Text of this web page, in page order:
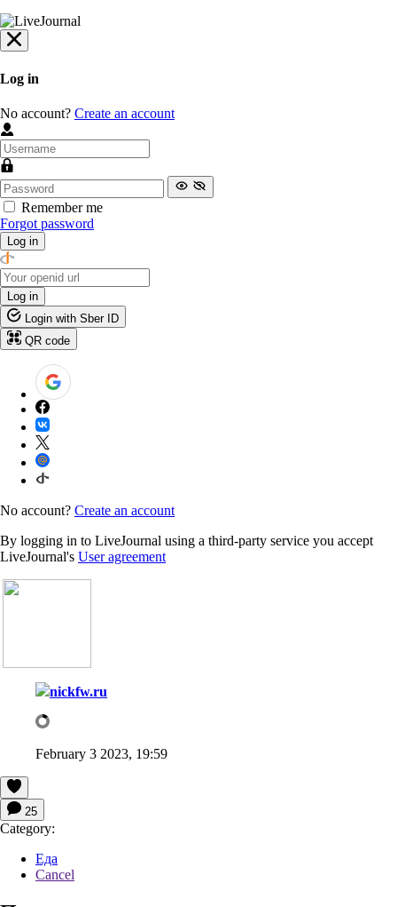
Log in
No account? Create an account
Remember me
Forgot password
Log in
Log in
Login with Sber ID
QR code
No account? Create an account
By logging in to LiveJournal using a third-party service you accept
LiveJournal's User agreement
nickfw.ru
February 3 2023, 19:59
25
Category:
Еда
Cancel